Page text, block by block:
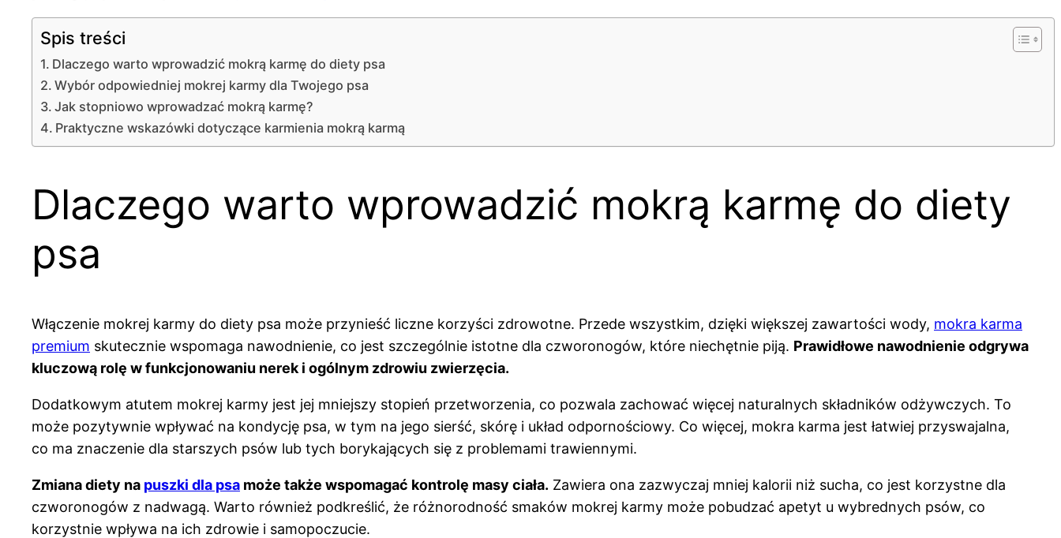
Spis treści
Dlaczego warto wprowadzić mokrą karmę do diety psa
Wybór odpowiedniej mokrej karmy dla Twojego psa
Jak stopniowo wprowadzać mokrą karmę?
Praktyczne wskazówki dotyczące karmienia mokrą karmą
Dlaczego warto wprowadzić mokrą karmę do diety
psa
Włączenie mokrej karmy do diety psa może przynieść liczne korzyści zdrowotne. Przede wszystkim, dzięki większej zawartości wody, mokra karma
premium skutecznie wspomaga nawodnienie, co jest szczególnie istotne dla czworonogów, które niechętnie piją. Prawidłowe nawodnienie odgrywa
kluczową rolę w funkcjonowaniu nerek i ogólnym zdrowiu zwierzęcia.
Dodatkowym atutem mokrej karmy jest jej mniejszy stopień przetworzenia, co pozwala zachować więcej naturalnych składników odżywczych. To
może pozytywnie wpływać na kondycję psa, w tym na jego sierść, skórę i układ odpornościowy. Co więcej, mokra karma jest łatwiej przyswajalna,
co ma znaczenie dla starszych psów lub tych borykających się z problemami trawiennymi.
Zmiana diety na puszki dla psa może także wspomagać kontrolę masy ciała. Zawiera ona zazwyczaj mniej kalorii niż sucha, co jest korzystne dla
czworonogów z nadwagą. Warto również podkreślić, że różnorodność smaków mokrej karmy może pobudzać apetyt u wybrednych psów, co
korzystnie wpływa na ich zdrowie i samopoczucie.